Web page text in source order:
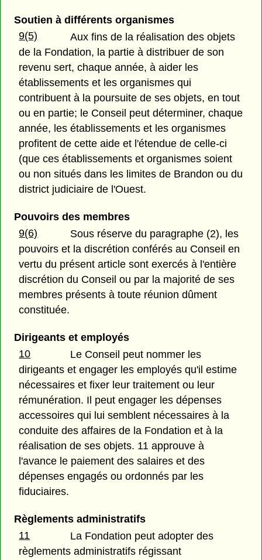
Soutien à différents organismes
9(5)
Aux fins de la réalisation des objets
de la Fondation, la partie à distribuer de son
revenu sert, chaque année, à aider les
établissements et les organismes qui
contribuent à la poursuite de ses objets, en tout
ou en partie; le Conseil peut déterminer, chaque
année, les établissements et les organismes
profitent de cette aide et l'étendue de celle-ci
(que ces établissements et organismes soient
ou non situés dans les limites de Brandon ou du
district judiciaire de l'Ouest.
Pouvoirs des membres
9(6)
Sous réserve du paragraphe (2), les
pouvoirs et la discrétion conférés au Conseil en
vertu du présent article sont exercés à l'entière
discrétion du Conseil ou par la majorité de ses
membres présents à toute réunion dûment
constituée.
Dirigeants et employés
10
Le Conseil peut nommer les
dirigeants et engager les employés qu'il estime
nécessaires et fixer leur traitement ou leur
rémunération. Il peut engager les dépenses
accessoires qui lui semblent nécessaires à la
conduite des affaires de la Fondation et à la
réalisation de ses objets. 11 approuve à
l'avance le paiement des salaires et des
dépenses engagés ou ordonnés par les
fiduciaires.
Règlements administratifs
11
La Fondation peut adopter des
règlements administratifs régissant